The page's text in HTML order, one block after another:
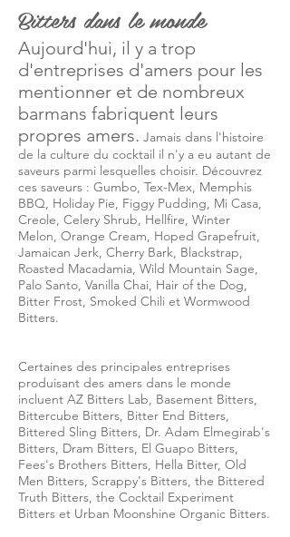
Bitters dans le monde
Aujourd'hui, il y a trop
d'entreprises d'amers pour les
mentionner et de nombreux
barmans fabriquent leurs
propres amers. Jamais dans l'histoire
de la culture du cocktail il n'y a eu autant de
saveurs parmi lesquelles choisir. Découvrez
ces saveurs : Gumbo, Tex-Mex, Memphis
BBQ, Holiday Pie, Figgy Pudding, Mi Casa,
Creole, Celery Shrub, Hellfire, Winter
Melon, Orange Cream, Hoped Grapefruit,
Jamaican Jerk, Cherry Bark, Blackstrap,
Roasted Macadamia, Wild Mountain Sage,
Palo Santo, Vanilla Chai, Hair of the Dog,
Bitter Frost, Smoked Chili et Wormwood
Bitters.
Certaines des principales entreprises
produisant des amers dans le monde
incluent AZ Bitters Lab, Basement Bitters,
Bittercube Bitters, Bitter End Bitters,
Bittered Sling Bitters, Dr. Adam Elmegirab's
Bitters, Dram Bitters, El Guapo Bitters,
Fees's Brothers Bitters, Hella Bitter, Old
Men Bitters, Scrappy's Bitters, the Bittered
Truth Bitters, the Cocktail Experiment
Bitters et Urban Moonshine Organic Bitters.